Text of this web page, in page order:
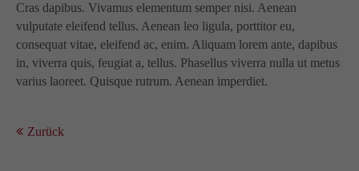
Cras dapibus. Vivamus elementum semper nisi. Aenean
vulputate eleifend tellus. Aenean leo ligula, porttitor eu,
consequat vitae, eleifend ac, enim. Aliquam lorem ante, dapibus
in, viverra quis, feugiat a, tellus. Phasellus viverra nulla ut metus
varius laoreet. Quisque rutrum. Aenean imperdiet.
Zurück